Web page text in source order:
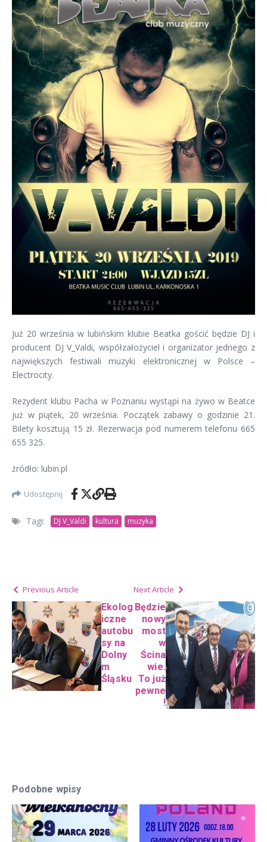
Już 20 września w lubińskim klubie Beatka gościć będzie DJ i
producent DJ V_Valdi, współzałożyciel i organizator jednego z
największych festiwali muzyki elektronicznej w Polsce –
Electrocity.
Rezydent klubu Pacha w Poznaniu wystąpi na żywo w Beatce
już w piątek, 20 września. Początek zabawy o godzinie 21.
Bilety kosztują 15 zł. Rezerwacja pod numerem telefonu 665
655 325.
źródło: lubin.pl
Udostępnij
Tagi: DJ V_Valdi kultura muzyka
Previous Article
Ekolog
iczne
autobu
sy na
Dolny
m
Śląsku
Next Article
Będzie
nowy
most
w
Ścina
wie.
To już
pewne
!
Podobne wpisy